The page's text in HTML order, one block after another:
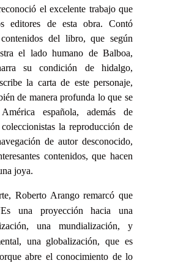
el excelente trabajo que
editores de esta obra. Contó
del libro, que según
el lado humano de Balboa,
su condición de hidalgo,
la carta de este personaje,
de manera profunda lo que se
española, además de
la reproducción de
de autor desconocido,
contenidos, que hacen
joya.
Roberto Arango remarcó que
una proyección hacia una
una mundialización, y
una globalización, que es
abre el conocimiento de lo